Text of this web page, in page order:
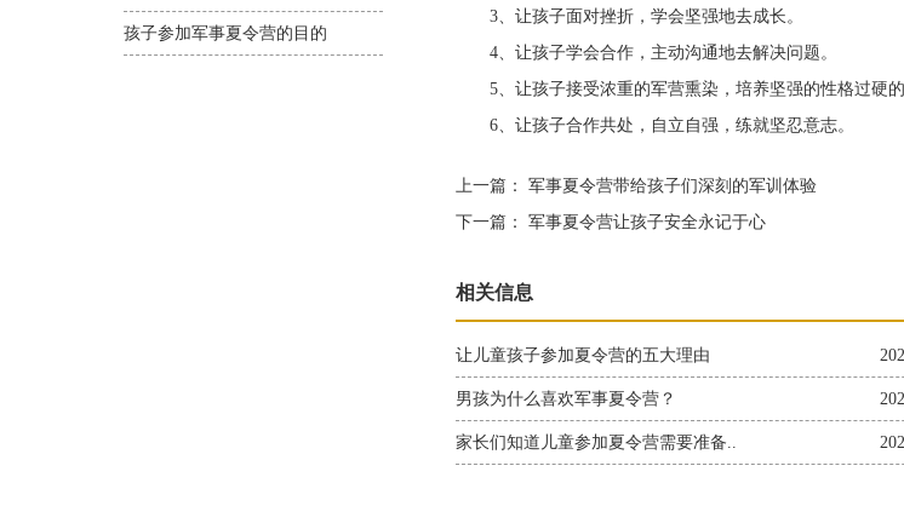
孩子参加军事夏令营的目的
3、让孩子面对挫折，学会坚强地去成长。
4、让孩子学会合作，主动沟通地去解决问题。
5、让孩子接受浓重的军营熏染，培养坚强的性格过硬的
6、让孩子合作共处，自立自强，练就坚忍意志。
上一篇：
军事夏令营带给孩子们深刻的军训体验
下一篇：
军事夏令营让孩子安全永记于心
相关信息
让儿童孩子参加夏令营的五大理由
男孩为什么喜欢军事夏令营？
家长们知道儿童参加夏令营需要准备..